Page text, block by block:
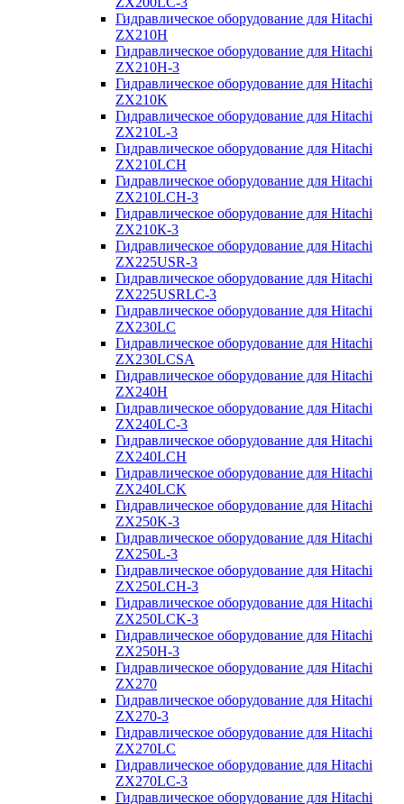
Гидравлическое оборудование для Hitachi
ZX210H
Гидравлическое оборудование для Hitachi
ZX210H-3
Гидравлическое оборудование для Hitachi
ZX210K
Гидравлическое оборудование для Hitachi
ZX210L-3
Гидравлическое оборудование для Hitachi
ZX210LCH
Гидравлическое оборудование для Hitachi
ZX210LCH-3
Гидравлическое оборудование для Hitachi
ZX210К-3
Гидравлическое оборудование для Hitachi
ZX225USR-3
Гидравлическое оборудование для Hitachi
ZX225USRLC-3
Гидравлическое оборудование для Hitachi
ZX230LC
Гидравлическое оборудование для Hitachi
ZX230LCSA
Гидравлическое оборудование для Hitachi
ZX240H
Гидравлическое оборудование для Hitachi
ZX240LC-3
Гидравлическое оборудование для Hitachi
ZX240LCH
Гидравлическое оборудование для Hitachi
ZX240LCK
Гидравлическое оборудование для Hitachi
ZX250K-3
Гидравлическое оборудование для Hitachi
ZX250L-3
Гидравлическое оборудование для Hitachi
ZX250LCH-3
Гидравлическое оборудование для Hitachi
ZX250LCK-3
Гидравлическое оборудование для Hitachi
ZX250Н-3
Гидравлическое оборудование для Hitachi
ZX270
Гидравлическое оборудование для Hitachi
ZX270-3
Гидравлическое оборудование для Hitachi
ZX270LC
Гидравлическое оборудование для Hitachi
ZX270LC-3
Гидравлическое оборудование для Hitachi